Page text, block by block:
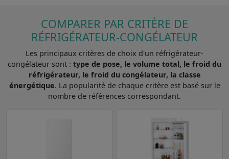
COMPARER PAR CRITÈRE DE
RÉFRIGÉRATEUR-CONGÉLATEUR
Les principaux critères de choix d'un réfrigérateur-
congélateur sont : type de pose, le volume total, le froid du
réfrigérateur, le froid du congélateur, la classe
énergétique. La popularité de chaque critère est basé sur le
nombre de références correspondant.